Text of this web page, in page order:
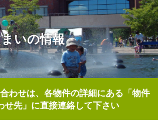
いの情報
わせは、各物件の詳細にある「物件
せ先」に直接連絡して下さい